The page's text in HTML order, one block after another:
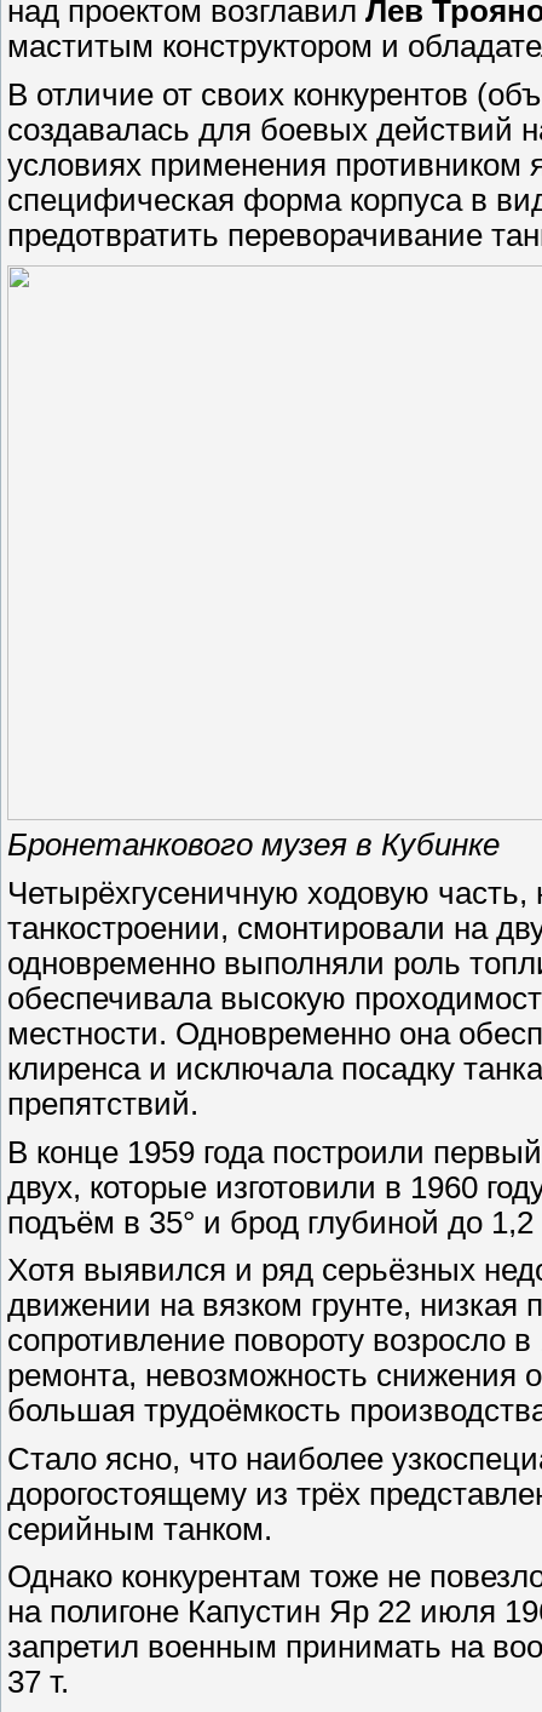
над проектом возглавил Лев
маститым конструктором и
В отличие от своих конкурентов
создавалась для боевых действий
условиях применения противником
специфическая форма корпуса в
предотвратить переворачивание
Бронетанкового музея в Кубинке
Четырёхгусеничную ходовую
танкостроении, смонтировали на
одновременно выполняли роль
обеспечивала высокую
местности. Одновременно она
клиренса и исключала посадку
препятствий.
В конце 1959 года построили
двух, которые изготовили в 1960
подъём в 35° и брод глубиной до
Хотя выявился и ряд серьёзных
движении на вязком грунте, низкая
сопротивление повороту возросло
ремонта, невозможность снижения
большая трудоёмкость
Стало ясно, что наиболее
дорогостоящему из трёх
серийным танком.
Однако конкурентам тоже не
на полигоне Капустин Яр 22 июля
запретил военным принимать на
37 т.